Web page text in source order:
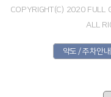
COPYRIGHT(C) 2020 FULL
ALL
약도 / 주차안내